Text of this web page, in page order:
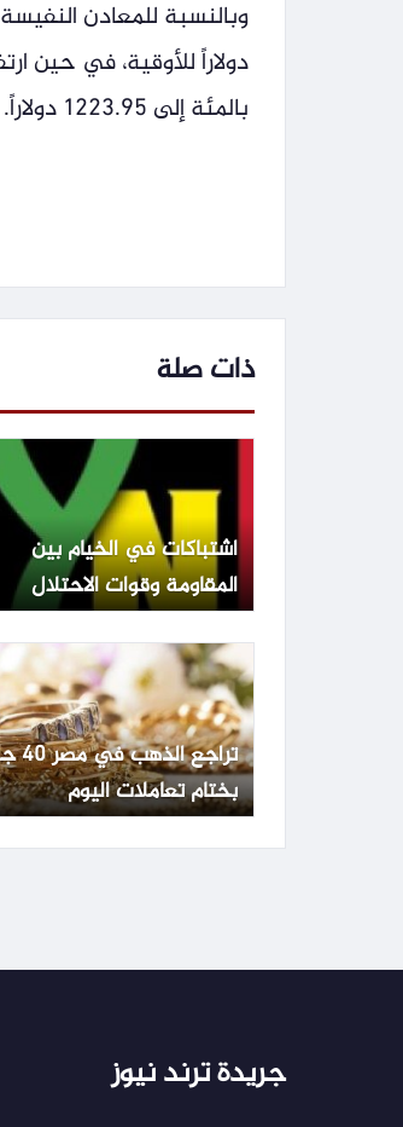
بالمئة إلى 1223.95 دولاراً.
ذات صلة
اشتباكات في الخيام بين
المقاومة وقوات الاحتلال
تراجع
بختام تعاملات اليوم
جريدة ترند نيوز